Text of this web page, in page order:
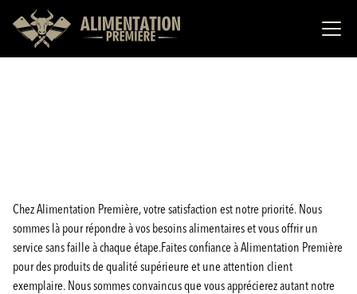
Chez Alimentation Première, votre satisfaction est notre priorité. Nous
sommes là pour répondre à vos besoins alimentaires et vous offrir un
service sans faille à chaque étape.Faites confiance à Alimentation Première
pour des produits de qualité supérieure et une attention client
exemplaire. Nous sommes convaincus que vous apprécierez autant notre